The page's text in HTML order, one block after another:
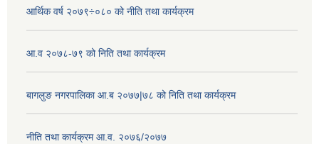
आर्थिक वर्ष २०७९÷०८० को नीति तथा कार्यक्रम
आ.व २०७८-७९ को निति तथा कार्यक्रम
बागलुङ नगरपालिका आ.ब २०७७|७८ को निति तथा कार्यक्रम
नीति तथा कार्यक्रम आ.व. २०७६/२०७७